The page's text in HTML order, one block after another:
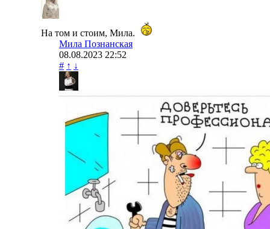
На том и стоим, Мила.
Мила Познанская
08.08.2023 22:52
# ↑ ↓